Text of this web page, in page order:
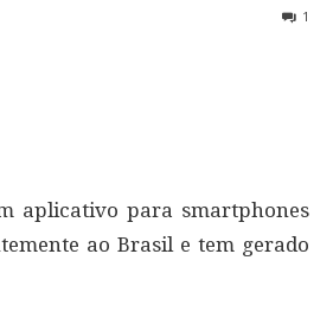
1
aplicativo para smartphones
ao Brasil e tem gerado